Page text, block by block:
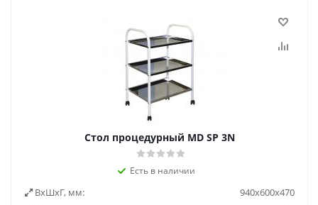
Стол процедурный MD SP 3N
Есть в наличии
ВxШxГ, мм:
940x600x470